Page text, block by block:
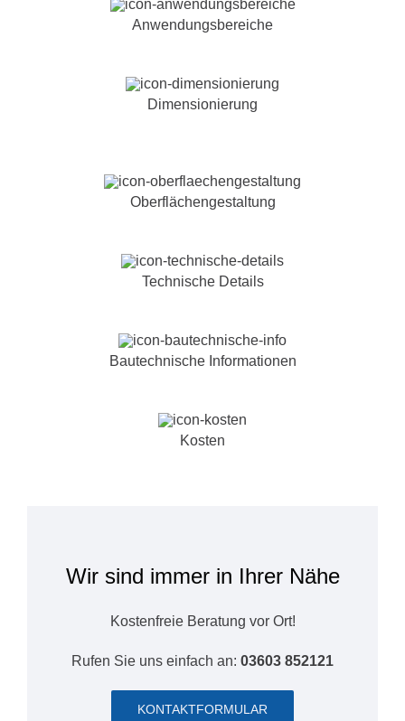
Anwendungsbereiche
Dimensionierung
Oberflächengestaltung
Technische Details
Bautechnische Informationen
Kosten
Wir sind immer in Ihrer Nähe
Kostenfreie Beratung vor Ort!
Rufen Sie uns einfach an: 03603 852121
KONTAKTFORMULAR